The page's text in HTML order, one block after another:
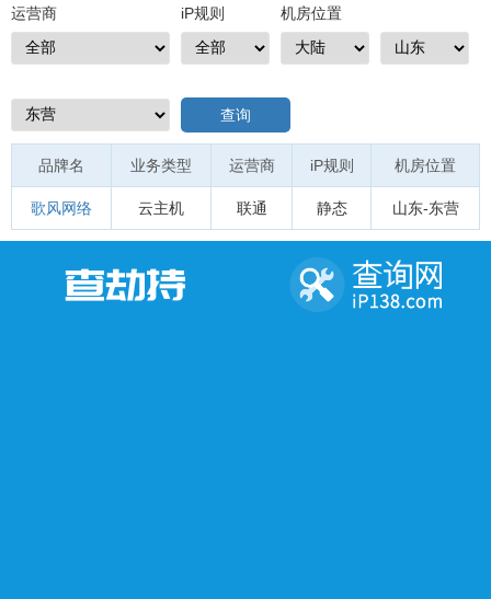
运营商 iP规则 机房位置
查询
品牌名 业务类型 运营商 iP规则 机房位置
歌风网络 云主机 联通 静态 山东-东营